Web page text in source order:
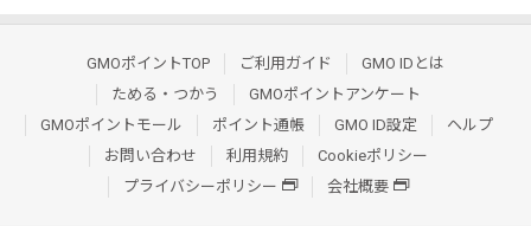
GMOポイントTOP ご利用ガイド
GMO IDとは
ためる・つかう
GMOポイントアンケート
GMOポイントモール
ポイント通帳 GMO ID設定
ヘルプ
お問い合わせ
利用規約
Cookieポリシー
プライバシーポリシー
会社概要